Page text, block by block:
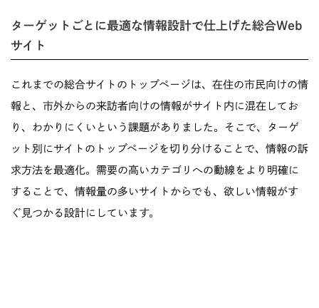
ターゲットごとに最適な情報設計で仕上げた総合Web
サイト
これまでの総合サイトのトップページは、在住の市民向けの情
報と、市外からの来訪者向けの情報がサイト内に混在してお
り、わかりにくいという課題がありました。そこで、ターゲ
ット別にサイトのトップページを切り分けることで、情報の訴
求方法を最適化。需要の高いカテゴリへの動線をより明確に
することで、情報量の多いサイトからでも、欲しい情報がす
ぐ見つかる設計にしています。